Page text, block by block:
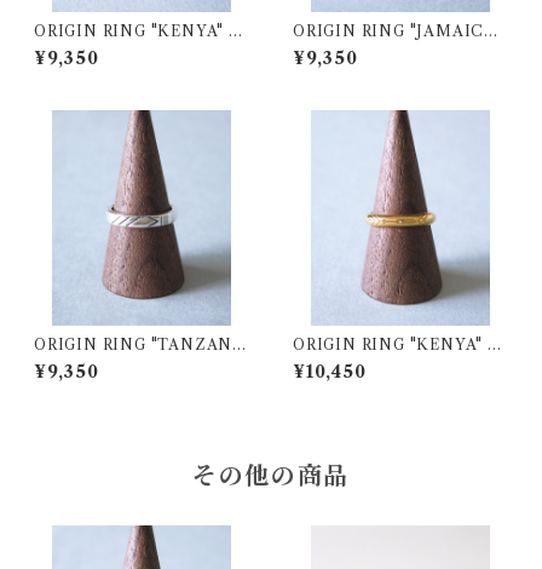
ORIGIN RING "KENYA" S
V925
¥9,350
ORIGIN RING "JAMAICA"
SV925
¥9,350
ORIGIN RING "TANZANI
A" SV925
¥9,350
ORIGIN RING "KENYA" S
V925 (K18YGプレーティン
グ)
¥10,450
その他の商品